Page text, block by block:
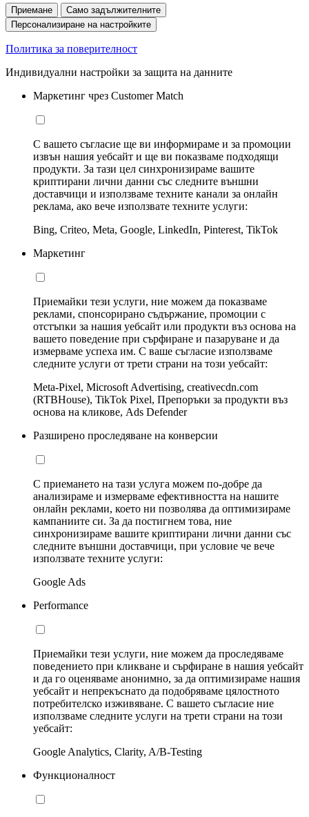
Приемане
Само задължителните
Персонализиране на настройките
Политика за поверителност
Индивидуални настройки за защита на данните
Маркетинг чрез Customer Match
С вашето съгласие ще ви информираме и за промоции
извън нашия уебсайт и ще ви показваме подходящи
продукти. За тази цел синхронизираме вашите
криптирани лични данни със следните външни
доставчици и използваме техните канали за онлайн
реклама, ако вече използвате техните услуги:
Bing, Criteo, Meta, Google, LinkedIn, Pinterest, TikTok
Маркетинг
Приемайки тези услуги, ние можем да показваме
реклами, спонсорирано съдържание, промоции с
отстъпки за нашия уебсайт или продукти въз основа на
вашето поведение при сърфиране и пазаруване и да
измерваме успеха им. С ваше съгласие използваме
следните услуги от трети страни на този уебсайт:
Meta-Pixel, Microsoft Advertising, creativecdn.com
(RTBHouse), TikTok Pixel, Препоръки за продукти въз
основа на кликове, Ads Defender
Разширено проследяване на конверсии
С приемането на тази услуга можем по-добре да
анализираме и измерваме ефективността на нашите
онлайн реклами, което ни позволява да оптимизираме
кампаниите си. За да постигнем това, ние
синхронизираме вашите криптирани лични данни със
следните външни доставчици, при условие че вече
използвате техните услуги:
Google Ads
Performance
Приемайки тези услуги, ние можем да проследяваме
поведението при кликване и сърфиране в нашия уебсайт
и да го оценяваме анонимно, за да оптимизираме нашия
уебсайт и непрекъснато да подобряваме цялостното
потребителско изживяване. С вашето съгласие ние
използваме следните услуги на трети страни на този
уебсайт:
Google Analytics, Clarity, A/B-Testing
Функционалност